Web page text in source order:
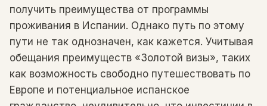
получить преимущества от программы
проживания в Испании. Однако путь по этому
пути не так однозначен, как кажется. Учитывая
обещания преимуществ «Золотой визы», таких
как возможность свободно путешествовать по
Европе и потенциальное испанское